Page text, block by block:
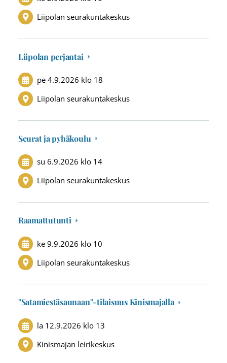
Liipolan seurakuntakeskus
Liipolan perjantai
pe 4.9.2026 klo 18
Liipolan seurakuntakeskus
Seurat ja pyhäkoulu
su 6.9.2026 klo 14
Liipolan seurakuntakeskus
Raamattutunti
ke 9.9.2026 klo 10
Liipolan seurakuntakeskus
"Satamiestäsaunaan"-tilaisuus Kinismajalla
la 12.9.2026 klo 13
Kinismajan leirikeskus